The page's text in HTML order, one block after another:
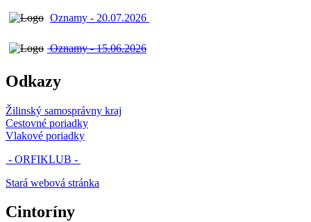
Oznamy - 20.07.2026
Oznamy - 15.06.2026
Odkazy
Žilinský samosprávny kraj
Cestovné poriadky
Vlakové poriadky
- ORFIKLUB -
Stará webová stránka
Cintoríny